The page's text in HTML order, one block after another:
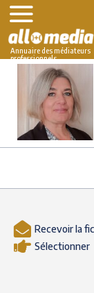
Skip
content
Annuaire des médiateurs
professionnels
AlloMediateur
Valérie
Recevoir la
Sélectionner